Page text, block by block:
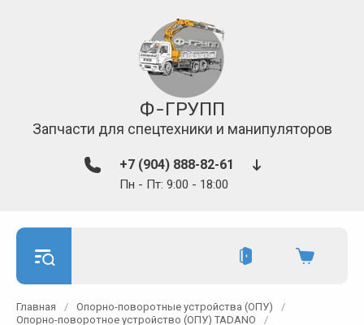
Ф-ГРУПП
Запчасти для спецтехники и манипуляторов
+7 (904) 888-82-61
Пн - Пт: 9:00 - 18:00
Главная / Опорно-поворотные устройства (ОПУ)
/
Опорно-поворотное устройство (ОПУ) TADANO
/